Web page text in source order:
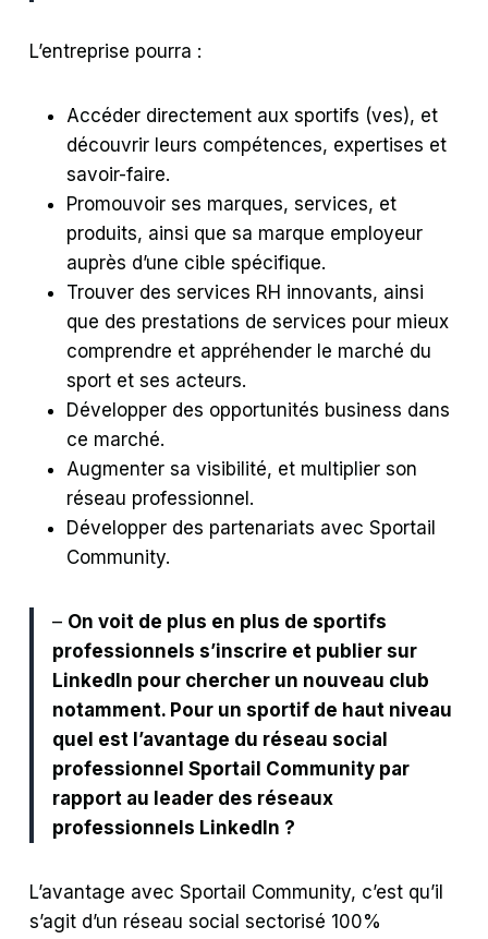
L’entreprise pourra :
Accéder directement aux sportifs (ves), et
découvrir leurs compétences, expertises et
savoir-faire.
Promouvoir ses marques, services, et
produits, ainsi que sa marque employeur
auprès d’une cible spécifique.
Trouver des services RH innovants, ainsi
que des prestations de services pour mieux
comprendre et appréhender le marché du
sport et ses acteurs.
Développer des opportunités business dans
ce marché.
Augmenter sa visibilité, et multiplier son
réseau professionnel.
Développer des partenariats avec Sportail
Community.
– On voit de plus en plus de sportifs
professionnels s’inscrire et publier sur
LinkedIn pour chercher un nouveau club
notamment. Pour un sportif de haut niveau
quel est l’avantage du réseau social
professionnel Sportail Community par
rapport au leader des réseaux
professionnels LinkedIn ?
L’avantage avec Sportail Community, c’est qu’il
s’agit d’un réseau social sectorisé 100%